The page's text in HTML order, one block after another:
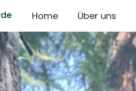
Home Über uns